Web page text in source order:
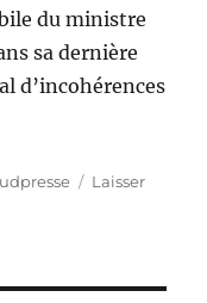
du ministre
sa dernière
d’incohérences
Laisser